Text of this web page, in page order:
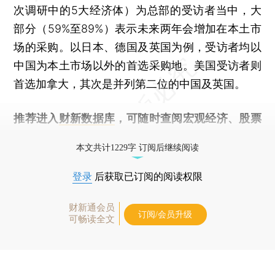
次调研中的5大经济体）为总部的受访者当中，大
部分（59%至89%）表示未来两年会增加在本土市
场的采购。以日本、德国及英国为例，受访者均以
中国为本土市场以外的首选采购地。美国受访者则
首选加拿大，其次是并列第二位的中国及英国。
推荐进入 财新数据库 ，可随时查阅宏观经济、股票
本文共计1229字 订阅后继续阅读
登录 后获取已订阅的阅读权限
财新通会员
可畅读全文
订阅/会员升级